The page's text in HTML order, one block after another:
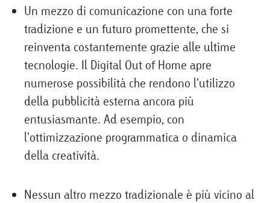
Un mezzo di comunicazione con una forte
tradizione e un futuro promettente, che si
reinventa costantemente grazie alle ultime
tecnologie. Il Digital Out of Home apre
numerose possibilità che rendono l'utilizzo
della pubblicità esterna ancora più
entusiasmante. Ad esempio, con
l'ottimizzazione programmatica o dinamica
della creatività.
Nessun altro mezzo tradizionale è più vicino al